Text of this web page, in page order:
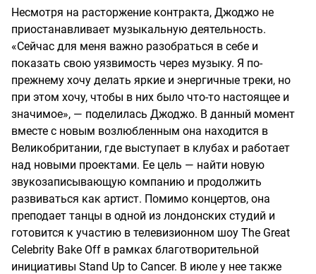
Несмотря на расторжение контракта, Джоджо не
приостанавливает музыкальную деятельность.
«Сейчас для меня важно разобраться в себе и
показать свою уязвимость через музыку. Я по-
прежнему хочу делать яркие и энергичные треки, но
при этом хочу, чтобы в них было что-то настоящее и
значимое», — поделилась Джоджо. В данный момент
вместе с новым возлюбленным она находится в
Великобритании, где выступает в клубах и работает
над новыми проектами. Ее цель — найти новую
звукозаписывающую компанию и продолжить
развиваться как артист. Помимо концертов, она
преподает танцы в одной из лондонских студий и
готовится к участию в телевизионном шоу The Great
Celebrity Bake Off в рамках благотворительной
инициативы Stand Up to Cancer. В июле у нее также